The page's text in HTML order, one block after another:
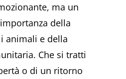
ma un
della
animali e della
Che si tratti
o di un ritorno